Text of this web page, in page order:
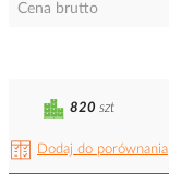
Cena brutto
Dodaj do porównania
820 szt